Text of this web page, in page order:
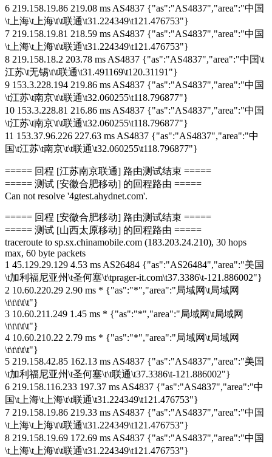
6 219.158.19.86 219.08 ms AS4837 {"as":"AS4837","area":"中国
\t上海\t上海\t\t联通\t31.224349\t121.476753"}
7 219.158.19.81 218.59 ms AS4837 {"as":"AS4837","area":"中国
\t上海\t上海\t\t联通\t31.224349\t121.476753"}
8 219.158.18.2 203.78 ms AS4837 {"as":"AS4837","area":"中国\t
江苏\t无锡\t\t联通\t31.491169\t120.31191"}
9 153.3.228.194 219.86 ms AS4837 {"as":"AS4837","area":"中国
\t江苏\t南京\t\t联通\t32.060255\t118.796877"}
10 153.3.228.81 216.86 ms AS4837 {"as":"AS4837","area":"中国
\t江苏\t南京\t\t联通\t32.060255\t118.796877"}
11 153.37.96.226 227.63 ms AS4837 {"as":"AS4837","area":"中
国\t江苏\t南京\t\t联通\t32.060255\t118.796877"}
===== 回程 [江苏南京联通] 路由测试结束 =====
===== 测试 [安徽合肥移动] 的回程路由 =====
Can not resolve '4gtest.ahydnet.com'.
===== 回程 [安徽合肥移动] 路由测试结束 =====
===== 测试 [山西太原移动] 的回程路由 =====
traceroute to sp.sx.chinamobile.com (183.203.24.210), 30 hops
max, 60 byte packets
1 45.129.29.129 4.53 ms AS26484 {"as":"AS26484","area":"美国
\t加利福尼亚州\t圣何塞\t\tprager-it.com\t37.3386\t-121.886002"}
2 10.60.220.29 2.90 ms * {"as":"*","area":"局域网\t局域网
\t\t\t\t\t"}
3 10.60.211.249 1.45 ms * {"as":"*","area":"局域网\t局域网
\t\t\t\t\t"}
4 10.60.210.22 2.79 ms * {"as":"*","area":"局域网\t局域网
\t\t\t\t\t"}
5 219.158.42.85 162.13 ms AS4837 {"as":"AS4837","area":"美国
\t加利福尼亚州\t圣何塞\t\t联通\t37.3386\t-121.886002"}
6 219.158.116.233 197.37 ms AS4837 {"as":"AS4837","area":"中
国\t上海\t上海\t\t联通\t31.224349\t121.476753"}
7 219.158.19.86 219.33 ms AS4837 {"as":"AS4837","area":"中国
\t上海\t上海\t\t联通\t31.224349\t121.476753"}
8 219.158.19.69 172.69 ms AS4837 {"as":"AS4837","area":"中国
\t上海\t上海\t\t联通\t31.224349\t121.476753"}